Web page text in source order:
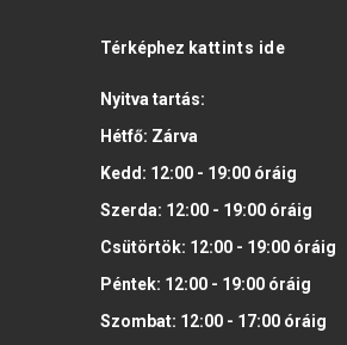
Térképhez kattints ide
Nyitva tartás:
Hétfő: Zárva
Kedd: 12:00 - 19:00óráig
Szerda: 12:00 - 19:00óráig
Csütörtök: 12:00 - 19:00óráig
Péntek: 12:00 - 19:00óráig
Szombat: 12:00 - 17:00óráig